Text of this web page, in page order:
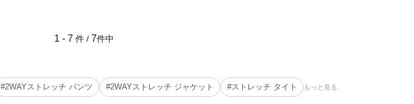
1 - 7 件 / 7件中
#2WAYストレッチ パンツ #2WAYストレッチ ジャケット #ストレッチ タイト もっと見る